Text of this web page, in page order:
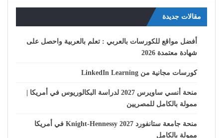
مقالات جديدة
أفضل مواقع للكورسات بالعربي : تعلم بالعربية واحصل على
شهادة معتمدة 2026
كورسات مجانية من LinkedIn Learning
منحة أنسي ساويرس 2027 لدراسة البكالوريوس في أمريكا |
ممولة بالكامل للمصريين
منحة جامعة ستانفورد Knight-Hennessy 2027 في أمريكا
ممولة بالكامل